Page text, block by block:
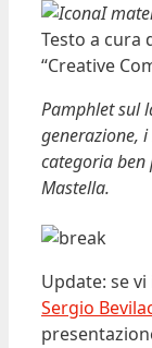
I
Testo a cura
“Creative
Pamphlet sul
generazione,
categoria
Mastella.
Update: se
Sergio